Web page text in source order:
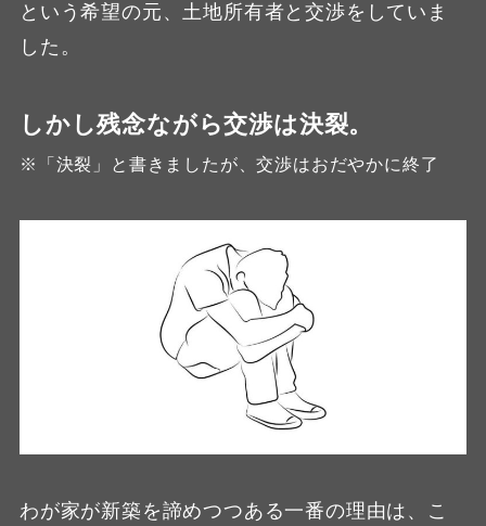
という希望の元、土地所有者と交渉をしていま
した。
しかし残念ながら交渉は決裂。
※「決裂」と書きましたが、交渉はおだやかに終了
わが家が新築を諦めつつある一番の理由は、こ